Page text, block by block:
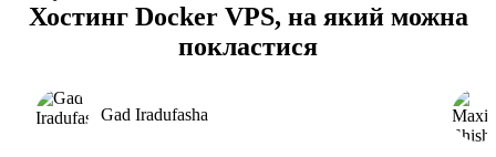
Хостинг Docker VPS, на який можна
покластися
Gad Iradufasha